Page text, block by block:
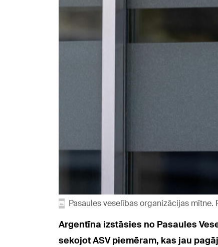
Pasaules veselības organizācijas
Argentīna izstāsies no Pasaules
sekojot ASV piemēram, kas jau